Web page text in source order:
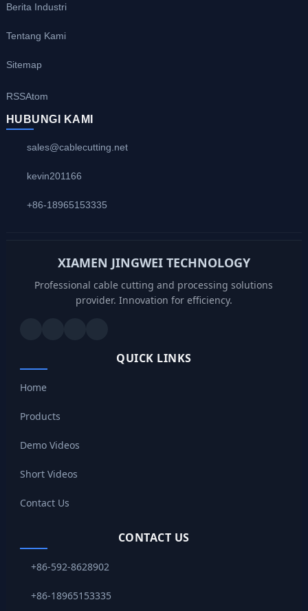
Berita Industri
Tentang Kami
Sitemap
RSSAtom
HUBUNGI KAMI
sales@cablecutting.net
kevin201166
+86-18965153335
XIAMEN JINGWEI TECHNOLOGY
Professional cable cutting and processing solutions
provider. Innovation for efficiency.
QUICK LINKS
Home
Products
Demo Videos
Short Videos
Contact Us
CONTACT US
+86-592-8628902
+86-18965153335